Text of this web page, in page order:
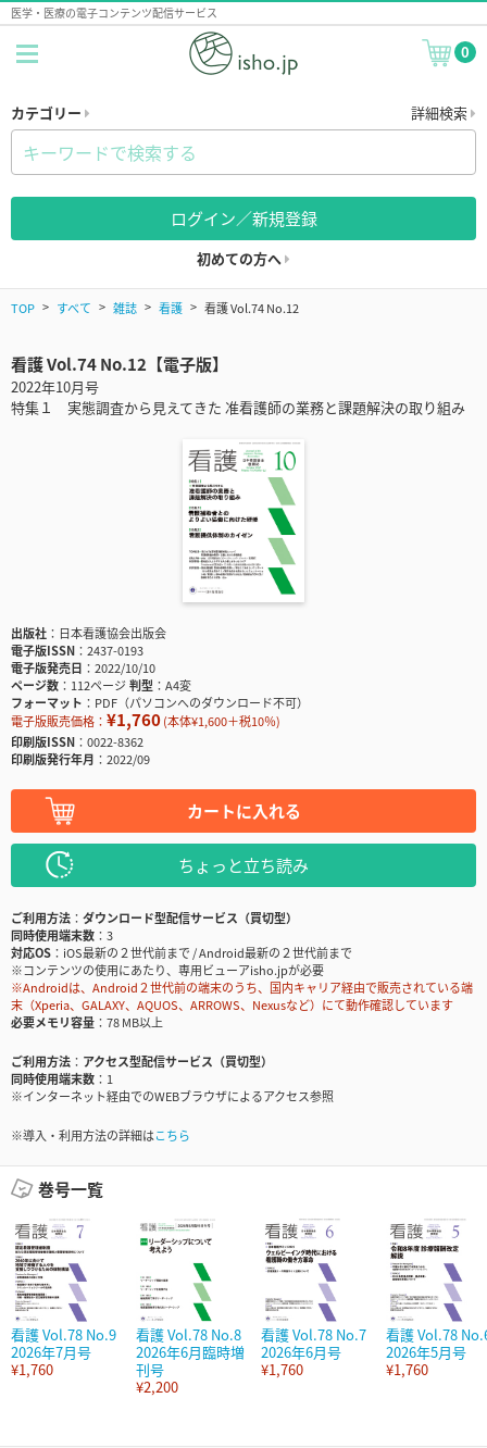
医学・医療の電子コンテンツ配信サービス
0
カテゴリー 詳細検索
ログイン／新規登録
初めての方へ
TOP すべて 雑誌 看護 看護 Vol.74 No.12
看護 Vol.74 No.12【電子版】
2022年10月号
特集１ 実態調査から見えてきた 准看護師の業務と課題解決の取り組み
出版社
日本看護協会出版会
電子版ISSN
2437-0193
電子版発売日
2022/10/10
ページ数
112ページ判型
A4変
フォーマット
PDF（パソコンへのダウンロード不可）
電子版販売価格： ¥1,760(本体¥1,600＋税10％)
印刷版ISSN
0022-8362
印刷版発行年月
2022/09
カートに入れる
ちょっと立ち読み
ご利用方法
ダウンロード型配信サービス（買切型）
同時使用端末数
3
対応OS
iOS最新の２世代前まで / Android最新の２世代前まで
※コンテンツの使用にあたり、専用ビューアisho.jpが必要
※Androidは、Android２世代前の端末のうち、国内キャリア経由で販売されている端
末（Xperia、GALAXY、AQUOS、ARROWS、Nexusなど）にて動作確認しています
必要メモリ容量
78 MB以上
ご利用方法
アクセス型配信サービス（買切型）
同時使用端末数
1
※インターネット経由でのWEBブラウザによるアクセス参照
※導入・利用方法の詳細はこちら
巻号一覧
看護 Vol.78 No.9
2026年7月号
¥1,760
看護 Vol.78 No.8
2026年6月臨時増
刊号
¥2,200
看護 Vol.78 No.7
2026年6月号
¥1,760
看護 Vol.78
2026年5月号
¥1,760